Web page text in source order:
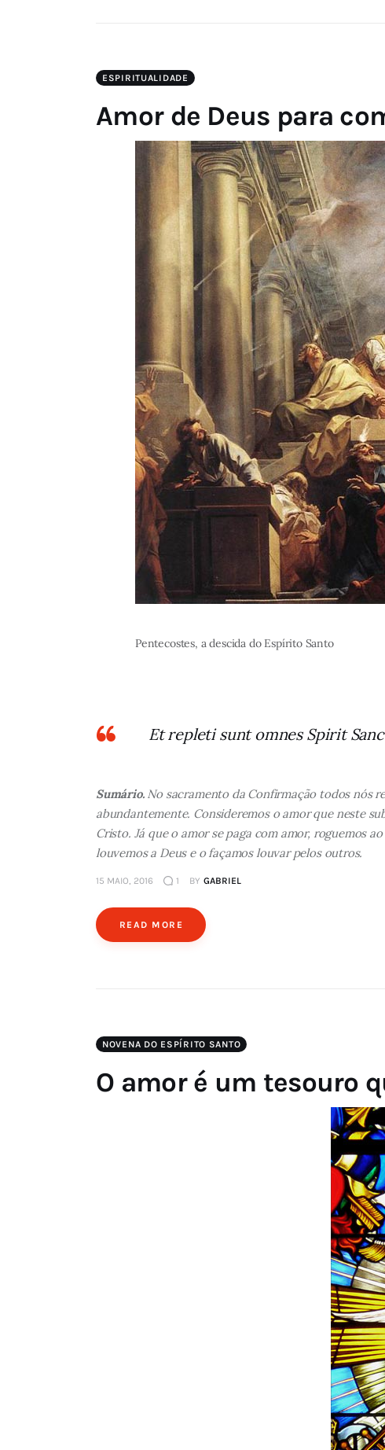
ESPIRITUALIDADE
Amor de Deus para
Pentecostes, a descida do Espírito Santo
Et repleti sunt omnes Spirit
Sumário.No sacramento da Confirmação todos nós
abundantemente. Consideremos o amor que neste
Cristo. Já que o amor se paga com amor, roguemos
louvemos a Deus e o façamos louvar pelos outros.
15 MAIO, 2016 1 BY GABRIEL
READ MORE
NOVENA DO ESPÍRITO SANTO
O amor é um tesouro